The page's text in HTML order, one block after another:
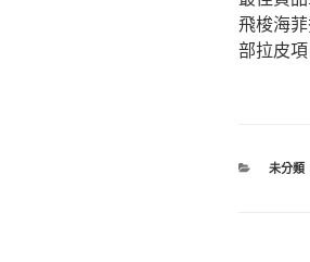
飛梭海
部拉皮
分
未分類